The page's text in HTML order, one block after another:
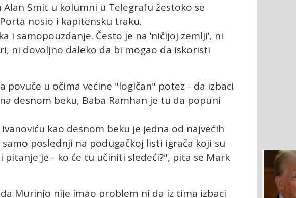
Smit u kolumni u Telegrafu žestoko se
nosio i kapitensku traku.
i samopouzdanje. Često je na ’ničijoj zemlji’, ni
ni dovoljno daleko da bi mogao da iskoristi
povuče u očima većine "logičan" potez - da izbaci
desnom beku, Baba Ramhan je tu da popuni
kao desnom beku je jedna od najvećih
poslednji na podugačkoj listi igrača koji su
pitanje je - ko će tu učiniti sledeći?", pita se Mark
Murinjo nije imao problem ni da iz tima izbaci